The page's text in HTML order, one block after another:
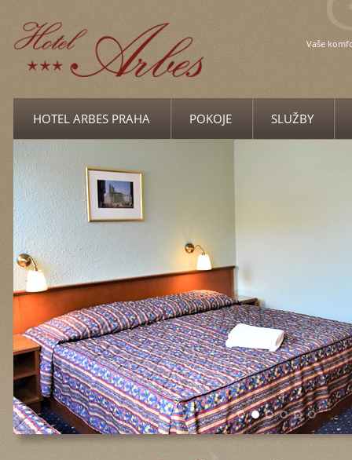
Vaše
HOTEL ARBES PRAHA POKOJE SLUŽBY